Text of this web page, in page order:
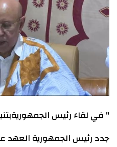
" في لقاء رئيس
جدد رئيس الجمهورية العهد